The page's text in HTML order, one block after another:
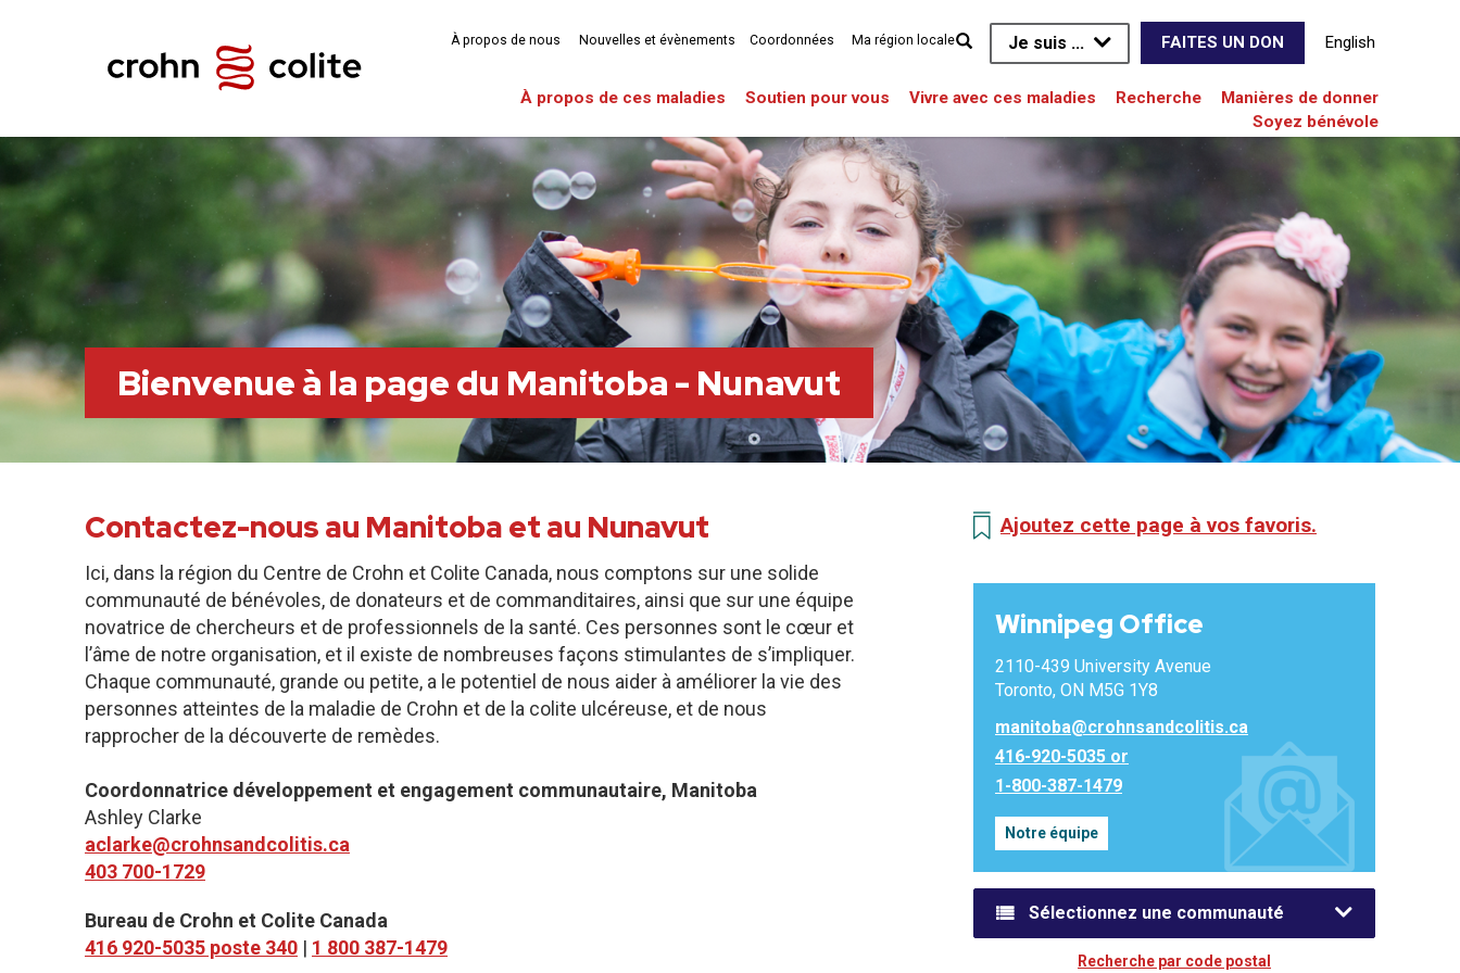
Je suis ... FAITES UN DON English
À propos de ces maladies Soutien pour vous Vivre avec ces maladies Recherche
Manières de donner
Soyez bénévole
À propos de nous Nouvelles et évènements Coordonnées Ma région locale
Bienvenue à la page du Manitoba - Nunavut
Contactez-nous au Manitoba et au Nunavut
Ici, dans la région du Centre de Crohn et Colite Canada, nous comptons sur une solide
communauté de bénévoles, de donateurs et de commanditaires, ainsi que sur une équipe
novatrice de chercheurs et de professionnels de la santé. Ces personnes sont le cœur et
l’âme de notre organisation, et il existe de nombreuses façons stimulantes de s’impliquer.
Chaque communauté, grande ou petite, a le potentiel de nous aider à améliorer la vie des
personnes atteintes de la maladie de Crohn et de la colite ulcéreuse, et de nous
rapprocher de la découverte de remèdes.
Coordonnatrice développement et engagement communautaire, Manitoba
Ashley Clarke
aclarke@crohnsandcolitis.ca
403 700-1729
Bureau de Crohn et Colite Canada
416 920-5035 poste 340 | 1 800 387-1479
Ajoutez cette page à vos favoris.
Winnipeg Office
2110-439 University Avenue
Toronto, ON M5G 1Y8
manitoba@crohnsandcolitis.ca
416-920-5035 or
1-800-387-1479
Notre équipe
Sélectionnez une communauté
Recherche par code postal